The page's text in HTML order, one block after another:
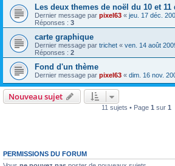
Les deux themes de noël du 10 et 11
Dernier message par pixel63 « jeu. 17 déc.
Réponses : 3
carte graphique
Dernier message par trichet « ven. 14 août
Réponses : 2
Fond d'un thème
Dernier message par pixel63 « dim. 16 nov.
Nouveau sujet
11 sujets • Page 1 sur 1
PERMISSIONS DU FORUM